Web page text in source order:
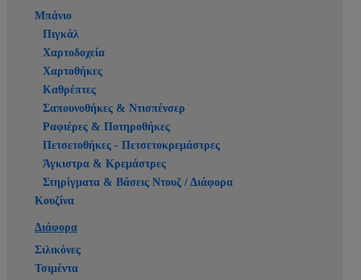
Μπάνιο
Πιγκάλ
Χαρτοδοχεία
Χαρτοθήκες
Καθρέπτες
Σαπουνοθήκες & Ντισπένσερ
Ραφιέρες & Ποτηροθήκες
Πετσετοθήκες - Πετσετοκρεμάστρες
Άγκιστρα & Κρεμάστρες
Στηρίγματα & Βάσεις Ντουζ / Διάφορα
Κουζίνα
Διάφορα
Σιλικόνες
Τσιμέντα